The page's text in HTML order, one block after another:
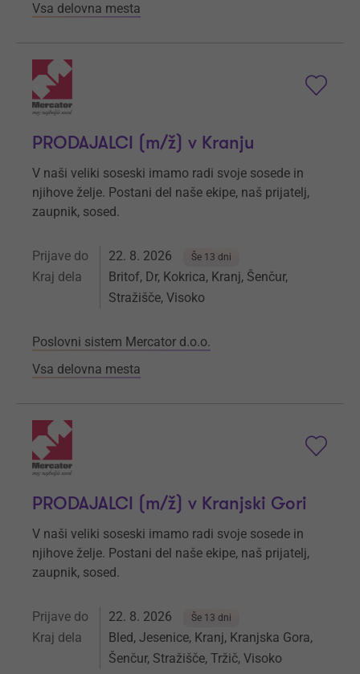
Vsa delovna mesta
PRODAJALCI (m/ž) v Kranju
V naši veliki soseski imamo radi svoje sosede in
njihove želje. Postani del naše ekipe, naš prijatelj,
zaupnik, sosed.
Prijave do 22. 8. 2026 Še 13 dni
Kraj dela
Britof, Dr, Kokrica, Kranj, Šenčur,
Stražišče, Visoko
Poslovni sistem Mercator d.o.o.
Vsa delovna mesta
PRODAJALCI (m/ž) v Kranjski Gori
V naši veliki soseski imamo radi svoje sosede in
njihove želje. Postani del naše ekipe, naš prijatelj,
zaupnik, sosed.
Prijave do 22. 8. 2026 Še 13 dni
Kraj dela
Bled, Jesenice, Kranj, Kranjska Gora,
Šenčur, Stražišče, Tržič, Visoko